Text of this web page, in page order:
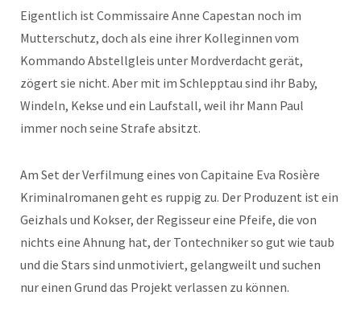
Eigentlich ist Commissaire Anne Capestan noch im
Mutterschutz, doch als eine ihrer Kolleginnen vom
Kommando Abstellgleis unter Mordverdacht gerät,
zögert sie nicht. Aber mit im Schlepptau sind ihr Baby,
Windeln, Kekse und ein Laufstall, weil ihr Mann Paul
immer noch seine Strafe absitzt.
Am Set der Verfilmung eines von Capitaine Eva Rosière
Kriminalromanen geht es ruppig zu. Der Produzent ist ein
Geizhals und Kokser, der Regisseur eine Pfeife, die von
nichts eine Ahnung hat, der Tontechniker so gut wie taub
und die Stars sind unmotiviert, gelangweilt und suchen
nur einen Grund das Projekt verlassen zu können.